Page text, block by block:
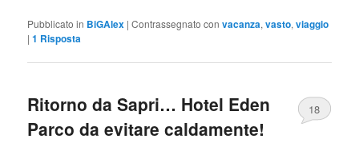
Pubblicato in BiGAlex |Contrassegnato con vacanza,vasto,viaggio
|1 Risposta
Ritorno da Sapri… Hotel Eden
Parco da evitare caldamente!
18